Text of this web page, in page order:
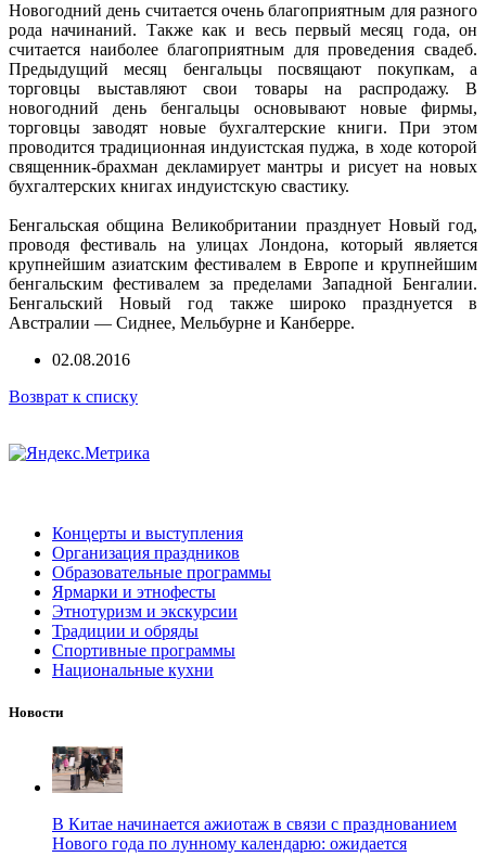
Новогодний день считается очень благоприятным для разного
рода начинаний. Также как и весь первый месяц года, он
считается наиболее благоприятным для проведения свадеб.
Предыдущий месяц бенгальцы посвящают покупкам, а
торговцы выставляют свои товары на распродажу. В
новогодний день бенгальцы основывают новые фирмы,
торговцы заводят новые бухгалтерские книги. При этом
проводится традиционная индуистская пуджа, в ходе которой
священник-брахман декламирует мантры и рисует на новых
бухгалтерских книгах индуистскую свастику.
Бенгальская община Великобритании празднует Новый год,
проводя фестиваль на улицах Лондона, который является
крупнейшим азиатским фестивалем в Европе и крупнейшим
бенгальским фестивалем за пределами Западной Бенгалии.
Бенгальский Новый год также широко празднуется в
Австралии — Сиднее, Мельбурне и Канберре.
02.08.2016
Возврат к списку
Концерты и выступления
Организация праздников
Образовательные программы
Ярмарки и этнофесты
Этнотуризм и экскурсии
Традиции и обряды
Спортивные программы
Национальные кухни
Новости
В Китае начинается ажиотаж в связи с празднованием
Нового года по лунному календарю: ожидается